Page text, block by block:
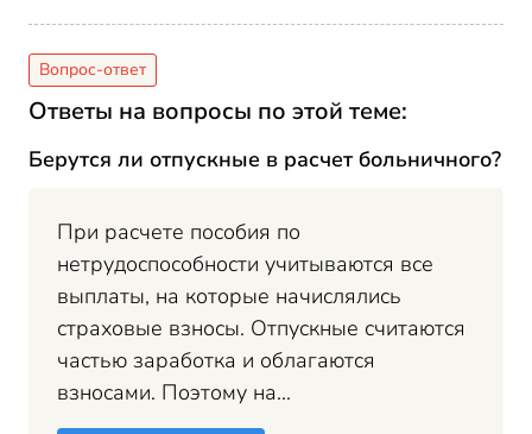
Ответы на вопросы по этой теме:
Берутся ли отпускные в расчет больничного?
При расчете пособия по
нетрудоспособности учитываются все
выплаты, на которые начислялись
страховые взносы. Отпускные считаются
частью заработка и облагаются
взносами. Поэтому на...